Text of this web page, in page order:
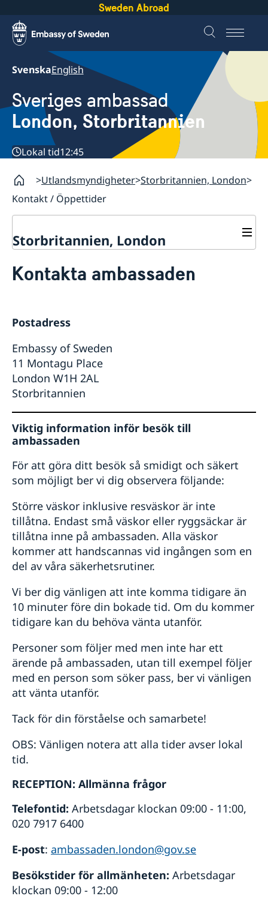
Sweden Abroad
SvenskaEnglish
Sveriges ambassad
London, Storbritannien
Lokal tid12:45
Utlandsmyndigheter Storbritannien, London
Kontakt / Öppettider
Storbritannien, London
Om oss
Team Sweden i Storbritannien
Så kan du få stöd i Storbritannien
Svenska företag i Storbritannien
Anmäl handelshinder
Aktuellt
Kontakta ambassaden
Postadress
Embassy of Sweden
11 Montagu Place
London W1H 2AL
Storbritannien
Viktig information inför besök till
ambassaden
För att göra ditt besök så smidigt och säkert
som möjligt ber vi dig observera följande:
Större väskor inklusive resväskor är inte
tillåtna. Endast små väskor eller ryggsäckar är
tillåtna inne på ambassaden. Alla väskor
kommer att handscannas vid ingången som en
del av våra säkerhetsrutiner.
Vi ber dig vänligen att inte komma tidigare än
10 minuter före din bokade tid. Om du kommer
tidigare kan du behöva vänta utanför.
Personer som följer med men inte har ett
ärende på ambassaden, utan till exempel följer
med en person som söker pass, ber vi vänligen
att vänta utanför.
Tack för din förståelse och samarbete!
OBS: Vänligen notera att alla tider avser lokal
tid.
RECEPTION: Allmänna frågor
Telefontid: Arbetsdagar klockan 09:00 - 11:00,
020 7917 6400
E-post: ambassaden.london@gov.se
Besökstider för allmänheten: Arbetsdagar
klockan 09:00 - 12:00